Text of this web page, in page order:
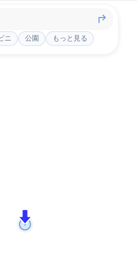
ニ 公園 もっと見る